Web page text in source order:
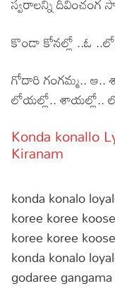
కొండా కోనల్లో ..ఓ
గోదారి గంగమ్మ.. ఆ..
లోయల్లో.. శాయల్లో..
Konda konallo
Kiranam
konda konalo
koree koree
koree koree
konda konalo
godaree